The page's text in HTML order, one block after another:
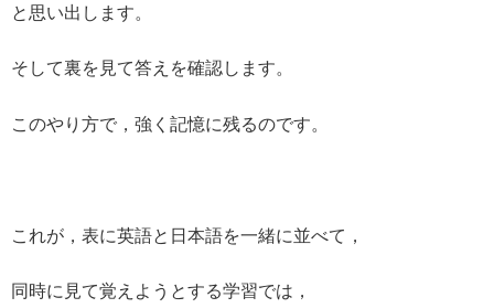
と思い出します。
そして裏を見て答えを確認します。
このやり方で，強く記憶に残るのです。
これが，表に英語と日本語を一緒に並べて，
同時に見て覚えようとする学習では，